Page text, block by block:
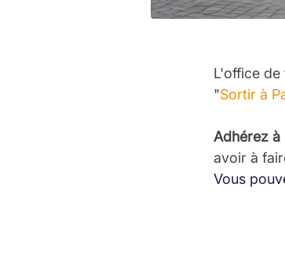
L'office
"Sortir à
Adhérez
avoir à
Vous